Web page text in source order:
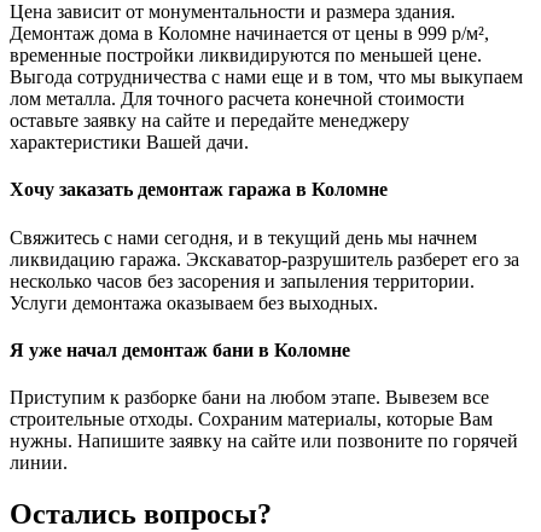
Цена зависит от монументальности и размера здания.
Демонтаж дома в Коломне начинается от цены в 999 р/м²,
временные постройки ликвидируются по меньшей цене.
Выгода сотрудничества с нами еще и в том, что мы выкупаем
лом металла. Для точного расчета конечной стоимости
оставьте заявку на сайте и передайте менеджеру
характеристики Вашей дачи.
Хочу заказать демонтаж гаража в Коломне
Свяжитесь с нами сегодня, и в текущий день мы начнем
ликвидацию гаража. Экскаватор-разрушитель разберет его за
несколько часов без засорения и запыления территории.
Услуги демонтажа оказываем без выходных.
Я уже начал демонтаж бани в Коломне
Приступим к разборке бани на любом этапе. Вывезем все
строительные отходы. Сохраним материалы, которые Вам
нужны. Напишите заявку на сайте или позвоните по горячей
линии.
Остались вопросы?